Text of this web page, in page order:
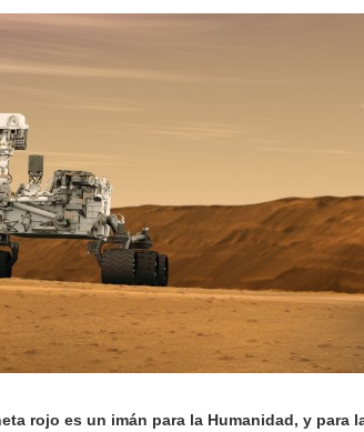
rojo es un imán para la Humanidad, y para